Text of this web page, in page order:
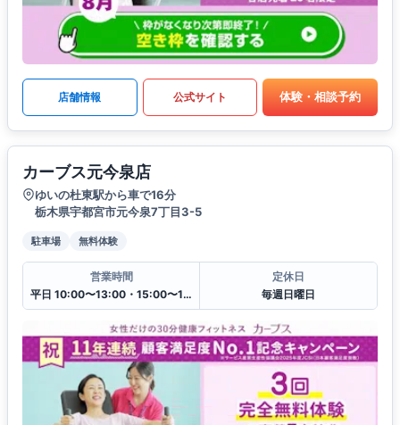
店舗情報 公式サイト 体験・相談予約
カーブス元今泉店
ゆいの杜東駅から車で16分
栃木県宇都宮市元今泉7丁目3-5
駐車場 無料体験
営業時間
平日 10:00〜13:00・15:00〜19:00
定休日
毎週日曜日